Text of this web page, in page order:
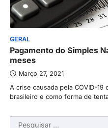
GERAL
Pagamento do Simples
meses
Março 27, 2021
A crise causada pela COVID-
brasileiro e como forma de
Pesquisar